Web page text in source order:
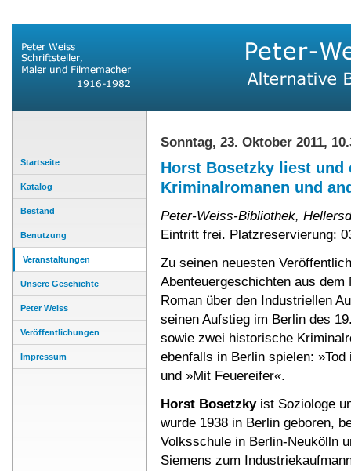
Startseite
Katalog
Bestand
Benutzung
Veranstaltungen
Unsere Geschichte
Peter Weiss
Veröffentlichungen
Impressum
Sonntag, 23. Oktober 2011,
Horst Bosetzky liest und
Kriminalromanen und
Peter-Weiss-Bibliothek,
Eintritt frei. Platzreservierung:
Zu seinen neuesten
Abenteuergeschichten aus dem
Roman über den Industriellen
seinen Aufstieg im Berlin des
sowie zwei historische
ebenfalls in Berlin spielen: »Tod
und »Mit Feuereifer«.
Horst Bosetzkyist Soziologe
wurde 1938 in Berlin geboren,
Volksschule in Berlin-Neukölln
Siemens zum